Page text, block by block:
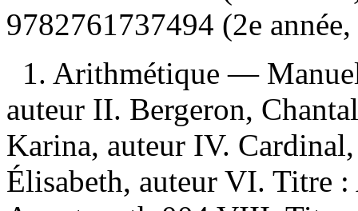
9782761737494 (2e
1. Arithmétique —
auteur II. Bergeron,
Karina, auteur IV.
Élisabeth, auteur VI. Titre